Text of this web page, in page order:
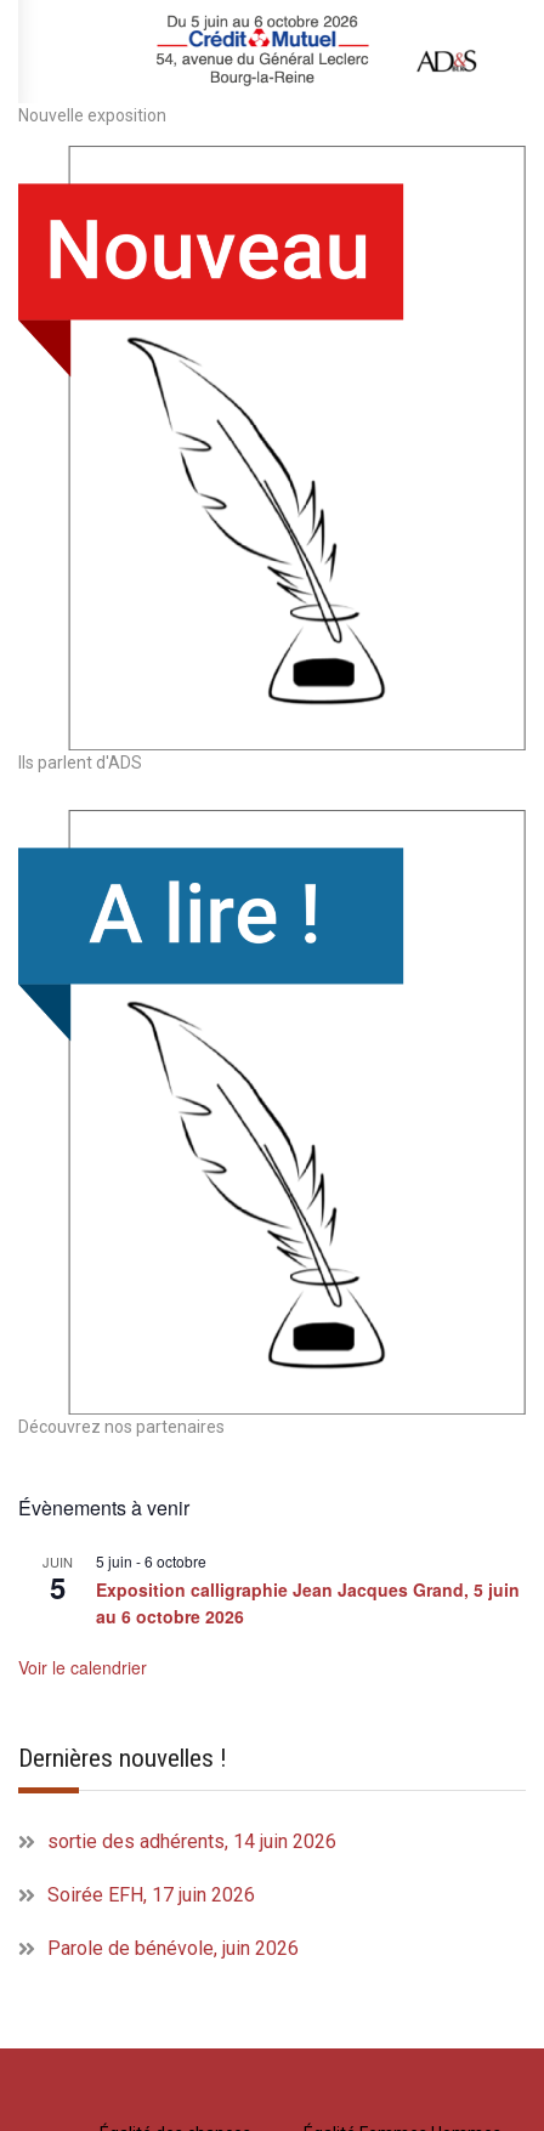
Nouvelle exposition
Ils parlent d'ADS
Découvrez nos partenaires
Évènements à venir
JUIN
5
5 juin -6 octobre
Exposition calligraphie Jean Jacques Grand, 5 juin
au 6 octobre 2026
Voir le calendrier
Dernières nouvelles !
sortie des adhérents, 14 juin 2026
Soirée EFH, 17 juin 2026
Parole de bénévole, juin 2026